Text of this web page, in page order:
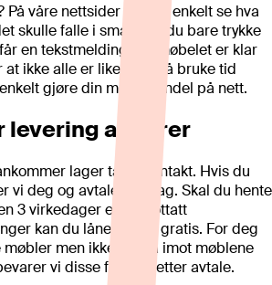
På våre nettsider kan du enkelt se hva
skulle falle i smak kan du bare trykke
en tekstmelding når møbelet er klar
ikke alle er like glad i å bruke tid
gjøre din møbelhandel på nett.
levering av varer
lager tar vi kontakt. Hvis du
vi deg og avtaler en dag. Skal du hente
3 virkedager etter mottatt
kan du låne av oss gratis. For deg
men ikke kan ta imot møblene
vi disse for deg etter avtale.